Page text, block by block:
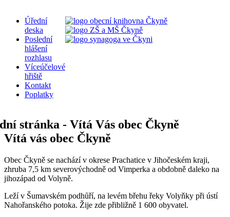
Úřední
deska
Poslední
hlášení
rozhlasu
Víceúčelové
hřiště
Kontakt
Poplatky
Vítá vás obec Čkyně
Obec Čkyně se nachází v okrese Prachatice v Jihočeském kraji,
zhruba 7,5 km severovýchodně od Vimperka a obdobně daleko na
jihozápad od Volyně.
Leží v Šumavském podhůří, na levém břehu řeky Volyňky při ústí
Nahořanského potoka. Žije zde přibližně 1 600 obyvatel.